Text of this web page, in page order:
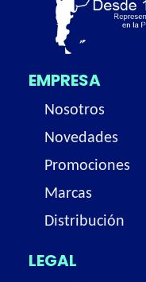
EMPRESA
Nosotros
Novedades
Promociones
Marcas
Distribución
LEGAL